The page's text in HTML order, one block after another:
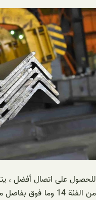
للحصول على اتصال أفضل ،